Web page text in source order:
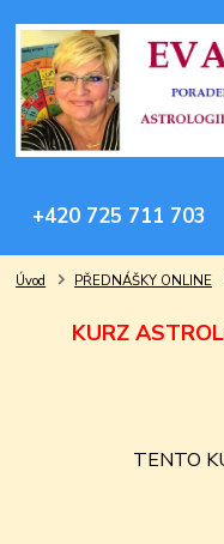
+420 725 711 703
Úvod PŘEDNÁŠKY ONLINE
KURZ
TENTO